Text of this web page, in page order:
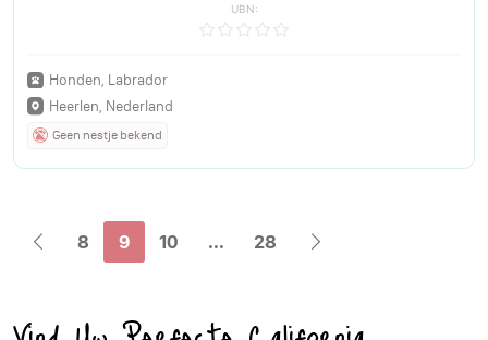
UBN:
Honden, Labrador
Heerlen, Nederland
Geen nestje bekend
8 9 10 ... 28